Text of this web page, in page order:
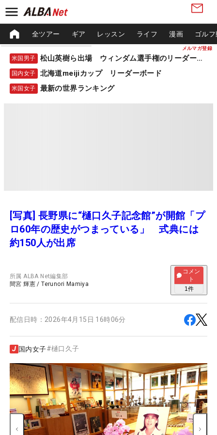
メルマガ登録
全ツアー ギア レッスン ライフ 漫画 ゴル
米国男子 松山英樹ら出場 ウィンダム選手権のリーダーボード
国内女子 北海道meijiカップ リーダーボード
米国女子 最新の世界ランキング
[写真] 長野県に“樋口久子記念館”が開館「プ
ロ60年の歴史がつまっている」 式典には
約150人が出席
所属ALBA Net編集部
間宮 輝憲 /Terunori Mamiya
コメン
ト
1件
配信日時： 2026年4月15日 16時06分
国内女子#樋口久子